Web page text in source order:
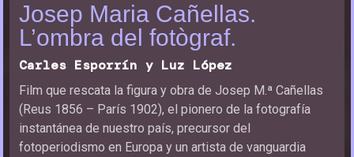
Josep Maria Cañellas.
L’ombra del fotògraf.
Carles Esporrín y Luz López
Film que rescata la figura y obra de Josep M.ª Cañellas
(Reus 1856 – París 1902), el pionero de la fotografía
instantánea de nuestro país, precursor del
fotoperiodismo en Europa y un artista de vanguardia